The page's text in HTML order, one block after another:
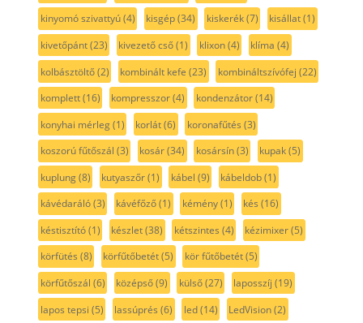
kinyomó szivattyú(4) kisgép(34) kiskerék(7) kisállat(1)
kivetőpánt(23) kivezető cső(1) klixon(4) klíma (4)
kolbásztöltő(2) kombinált kefe (23) kombináltszívófej (22)
komplett(16) kompresszor(4) kondenzátor(14)
konyhai mérleg(1) korlát(6) koronafűtés (3)
koszorú fűtőszál (3) kosár(34) kosársín(3) kupak(5)
kuplung(8) kutyaszőr(1) kábel (9) kábeldob(1)
kávédaráló(3) kávéfőző(1) kémény(1) kés (16)
késtisztító(1) készlet(38) kétszintes (4) kézimixer(5)
körfütés (8) körfűtőbetét(5) kör fűtőbetét(5)
körfűtőszál (6) középső(9) külső(27) laposszíj (19)
lapos tepsi (5) lassúprés (6) led(14) LedVision(2)